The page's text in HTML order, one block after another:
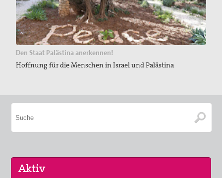
Den Staat Palästina anerkennen!
Hoffnung für die Menschen in Israel und Palästina